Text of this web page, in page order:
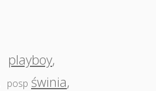
playboy,
posp świnia,